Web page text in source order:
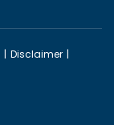
Disclaimer